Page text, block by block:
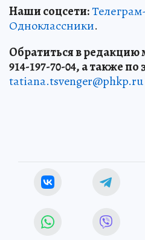
Наши соцсети:
Одноклассники.
Обратиться в редакцию
914-197-70-04, а также
tatiana.tsvenger@phkp.ru